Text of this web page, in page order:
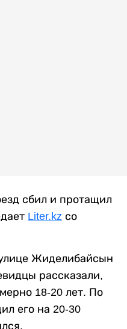
сбил и протащил
Liter.kz со
Жиделибайсын
рассказали,
18-20 лет. По
его на 20-30